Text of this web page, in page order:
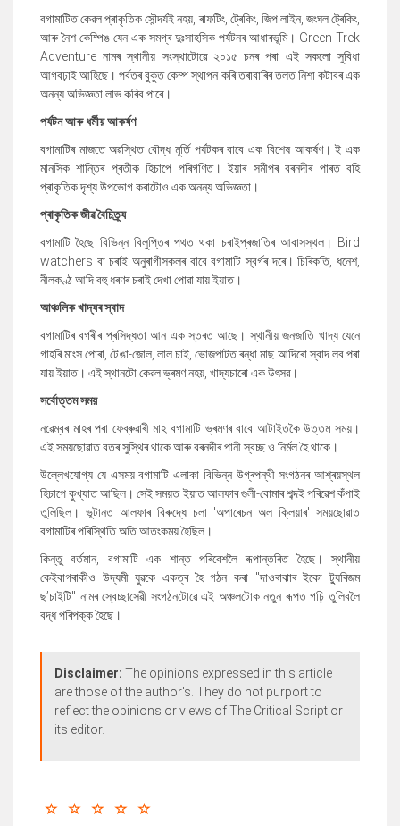
বগামাটিত কেৱল প্ৰাকৃতিক সৌন্দৰ্যই নহয়, ৰাফটিং, ট্ৰেকিং, জিপ লাইন, জংঘল ট্ৰেকিং,
আৰু নৈশ কেম্পিঙ যেন এক সমগ্ৰ দুঃসাহসিক পৰ্যটনৰ আধাৰভূমি। Green Trek
Adventure নামৰ স্থানীয় সংস্থাটোৱে ২০১৫ চনৰ পৰা এই সকলো সুবিধা
আগবঢ়াই আহিছে। পৰ্বতৰ বুকুত কেম্প স্থাপন কৰি তৰাবাৰিৰ তলত নিশা কটাবৰ এক
অনন্য অভিজ্ঞতা লাভ কৰিব পাৰে।
পৰ্যটন আৰু ধৰ্মীয় আকৰ্ষণ
বগামাটিৰ মাজতে অৱস্থিত বৌদ্ধ মূৰ্তি পৰ্যটকৰ বাবে এক বিশেষ আকর্ষণ। ই এক
মানসিক শান্তিৰ প্ৰতীক হিচাপে পৰিগণিত। ইয়াৰ সমীপৰ বৰনদীৰ পাৰত বহি
প্ৰাকৃতিক দৃশ্য উপভোগ কৰাটোও এক অনন্য অভিজ্ঞতা।
প্ৰাকৃতিক জীৱ বৈচিত্ৰ্য
বগামাটি হৈছে বিভিন্ন বিলুপ্তিৰ পথত থকা চৰাইপ্ৰজাতিৰ আবাসস্থল। Bird
watchers বা চৰাই অনুৰাগীসকলৰ বাবে বগামাটি স্বৰ্গৰ দৰে। চিৰিকতি, ধনেশ,
নীলকণ্ঠ আদি বহু ধৰণৰ চৰাই দেখা পোৱা যায় ইয়াত।
আঞ্চলিক খাদ্যৰ স্বাদ
বগামাটিৰ বগৰীৰ প্ৰসিদ্ধতা আন এক স্তৰত আছে। স্থানীয় জনজাতি খাদ্য যেনে
গাহৰি মাংস পোৰা, টেঙা-জোল, লাল চাই, ভোজপাটত ৰন্ধা মাছ আদিৰো স্বাদ লব পৰা
যায় ইয়াত। এই স্থানটো কেৱল ভ্ৰমণ নহয়, খাদ্যচাৰো এক উৎসৱ।
সৰ্বোত্তম সময়
নৱেম্বৰ মাহৰ পৰা ফেব্ৰুৱাৰী মাহ বগামাটি ভ্ৰমণৰ বাবে আটাইতকৈ উত্তম সময়।
এই সময়ছোৱাত বতৰ সুস্থিৰ থাকে আৰু বৰনদীৰ পানী স্বচ্ছ ও নিৰ্মল হৈ থাকে।
উল্লেখযোগ্য যে এসময় বগামাটি এলাকা বিভিন্ন উগ্ৰপন্থী সংগঠনৰ আশ্ৰয়স্থল
হিচাপে কুখ্যাত আছিল। সেই সময়ত ইয়াত আলফাৰ গুলী-বোমাৰ শব্দই পৰিৱেশ কঁপাই
তুলিছিল। ভূটানত আলফাৰ বিৰুদ্ধে চলা 'অপাৰেচন অল ক্লিয়াৰ' সময়ছোৱাত
বগামাটিৰ পৰিস্থিতি অতি আতংকময় হৈছিল।
কিন্তু বৰ্তমান, বগামাটি এক শান্ত পৰিবেশলৈ ৰূপান্তৰিত হৈছে। স্থানীয়
কেইবাগৰাকীও উদ্যমী যুৱকে একত্ৰ হৈ গঠন কৰা "দাওৰাঝাৰ ইকো ট্যুৰিজম
ছ’চাইটি" নামৰ স্বেচ্ছাসেৱী সংগঠনটোৱে এই অঞ্চলটোক নতুন ৰূপত গঢ়ি তুলিবলৈ
বদ্ধ পৰিপক্ক হৈছে।
Disclaimer: The opinions expressed in this article
are those of the author's. They do not purport to
reflect the opinions or views of The Critical Script or
its editor.